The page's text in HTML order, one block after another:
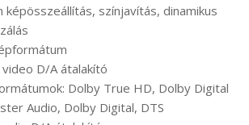
képösszeállítás, színjavítás, dinamikus
D/A átalakító
Dolby True HD, Dolby Digital
Audio, Dolby Digital, DTS